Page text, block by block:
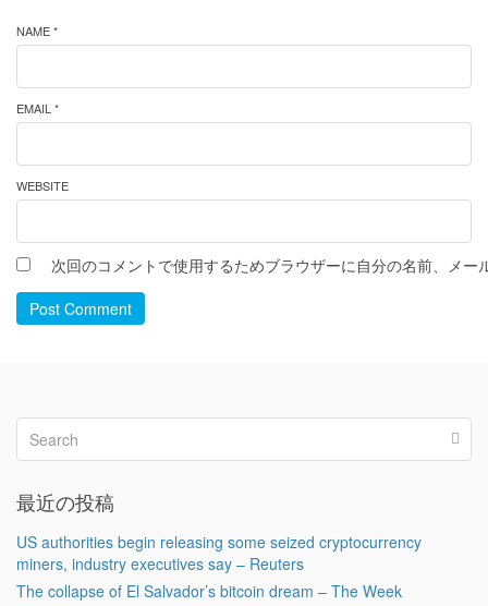
NAME *
EMAIL *
WEBSITE
次回のコメントで使用するためブラウザーに自分の名前、メー
Post Comment
最近の投稿
US authorities begin releasing some seized cryptocurrency
miners, industry executives say – Reuters
The collapse of El Salvador’s bitcoin dream – The Week